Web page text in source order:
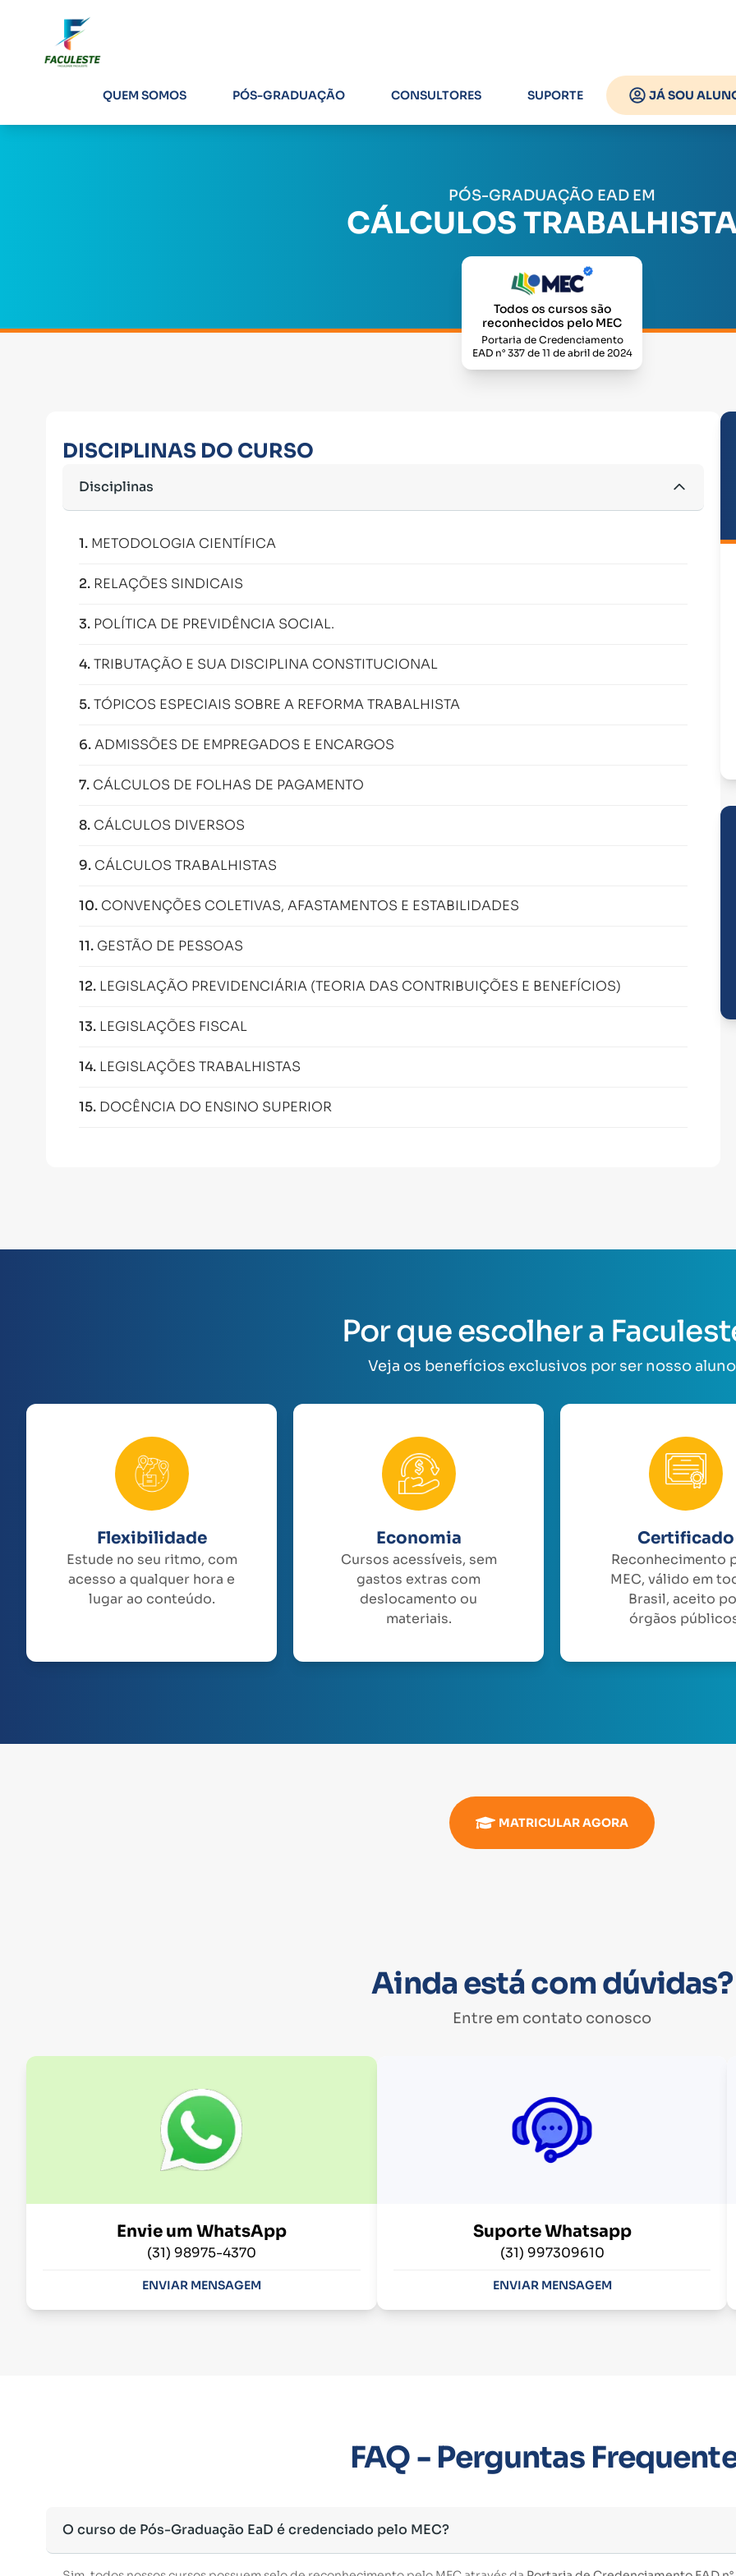
QUEM SOMOS PÓS-GRADUAÇÃO CONSULTORES SUPORTE JÁ SOU
PÓS-GRADUAÇÃO EAD EM
CÁLCULOS
Todos os cursos são
reconhecidos pelo MEC
Portaria de Credenciamento
EAD n° 337 de 11 de abril de 2024
DISCIPLINAS DO CURSO
Disciplinas
1. METODOLOGIA CIENTÍFICA
2. RELAÇÕES SINDICAIS
3. POLÍTICA DE PREVIDÊNCIA SOCIAL.
4.TRIBUTAÇÃO E SUA DISCIPLINA CONSTITUCIONAL
5.TÓPICOS ESPECIAIS SOBRE A REFORMA TRABALHISTA
6.ADMISSÕES DE EMPREGADOS E ENCARGOS
7. CÁLCULOS DE FOLHAS DE PAGAMENTO
8. CÁLCULOS DIVERSOS
9. CÁLCULOS TRABALHISTAS
10. CONVENÇÕES COLETIVAS, AFASTAMENTOS E ESTABILIDADES
11. GESTÃO DE PESSOAS
12. LEGISLAÇÃO PREVIDENCIÁRIA (TEORIA DAS CONTRIBUIÇÕES E BENEFÍCIOS)
13. LEGISLAÇÕES FISCAL
14. LEGISLAÇÕES TRABALHISTAS
15. DOCÊNCIA DO ENSINO SUPERIOR
Por que escolher a
Veja os benefícios exclusivos por ser nosso aluno
Flexibilidade
Estude no seu ritmo, com
acesso a qualquer hora e
lugar ao conteúdo.
Economia
Cursos acessíveis, sem
gastos extras com
deslocamento ou
materiais.
Certificado
Reconhecimento
MEC, válido em
Brasil, aceito
órgãos
MATRICULAR AGORA
Ainda está com dúvidas?
Entre em contato conosco
Envie um WhatsApp
(31) 98975-4370
ENVIAR MENSAGEM
Suporte Whatsapp
(31) 997309610
ENVIAR MENSAGEM
FAQ - Perguntas
O curso de Pós-Graduação EaD é credenciado pelo MEC?